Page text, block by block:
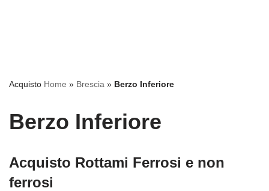
Acquisto Home » Brescia » Berzo Inferiore
Berzo Inferiore
Acquisto Rottami Ferrosi e non
ferrosi